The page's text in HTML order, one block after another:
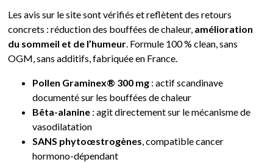
Les avis sur le site sont vérifiés et reflètent des retours
concrets : réduction des bouffées de chaleur, amélioration
du sommeil et de l’humeur . Formule 100 % clean, sans
OGM, sans additifs, fabriquée en France.
Pollen Graminex® 300 mg : actif scandinave
documenté sur les bouffées de chaleur
Bêta-alanine : agit directement sur le mécanisme de
vasodilatation
SANS phytoœstrogènes , compatible cancer
hormono-dépendant